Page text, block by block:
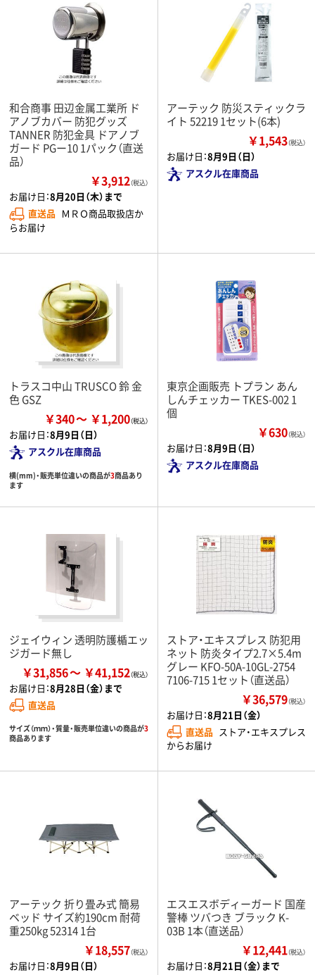
和合商事 田辺金属工業所 ド
アノブカバー 防犯グッズ
TANNER 防犯金具 ドアノブ
ガード PGー10 1パック（直送
品）
￥3,912（税込）
お届け日：8月20日（木）まで
直送品 ＭＲＯ商品取扱店か
らお届け
アーテック 防災スティックラ
イト 52219 1セット(6本)
￥1,543（税込）
お届け日：8月9日（日）
アスクル在庫商品
トラスコ中山 TRUSCO 鈴 金
色 GSZ
￥340 ￥1,200
お届け日：8月9日（日）
アスクル在庫商品
横(mm)・販売単位違いの商品が3商品あり
ます
東京企画販売 トプラン あん
しんチェッカー TKES-002 1
個
￥630（税込）
お届け日：8月9日（日）
アスクル在庫商品
ジェイウィン 透明防護楯エッ
ジガード無し
￥31,856 ￥41,152
お届け日：8月28日（金）まで
直送品
サイズ（ｍｍ）・質量・販売単位違いの商品が3
商品あります
ストア・エキスプレス 防犯用
ネット 防炎タイプ2.7×5.4m
グレー KFO-50A-10GL-2754
7106-715 1セット（直送品）
￥36,579（税込）
お届け日：8月21日（金）
直送品 ストア・エキスプレス
からお届け
アーテック 折り畳み式 簡易
ベッド サイズ約190cm 耐荷
重250kg 52314 1台
￥18,557（税込）
お届け日：8月9日（日）
エスエスボディーガード 国産
警棒 ツバつき ブラック K-
03B 1本（直送品）
￥12,441（税込）
お届け日：8月21日（金）まで